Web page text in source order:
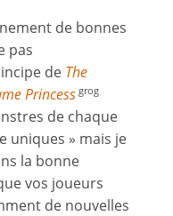
de bonnes
pas
de The
Princess grog
de chaque
uniques » mais je
la bonne
vos joueurs
de nouvelles